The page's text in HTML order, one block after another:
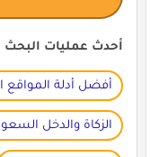
أحدث عمليات البحث
أفضل أدلة المواقع
الزكاة والدخل